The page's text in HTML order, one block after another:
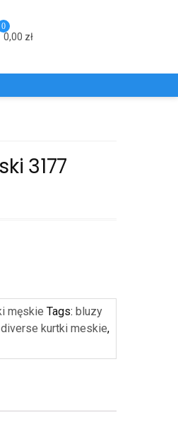
0
0,00 zł
3177
męskie Tags:bluzy
diverse kurtki meskie,